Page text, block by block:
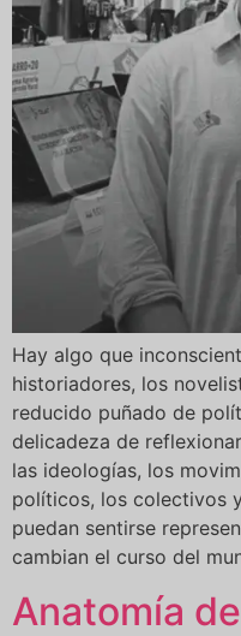
Hay algo que
historiadores, los
reducido puñado de
delicadeza de
las ideologías, los
políticos, los colectivos
puedan sentirse
cambian el curso del
Anatomía